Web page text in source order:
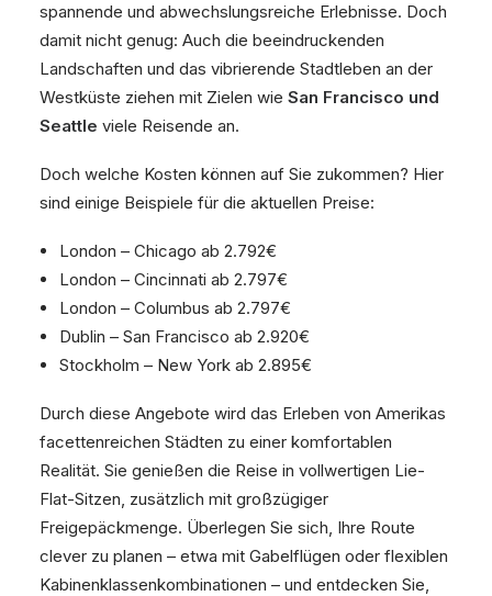
spannende und abwechslungsreiche Erlebnisse. Doch
damit nicht genug: Auch die beeindruckenden
Landschaften und das vibrierende Stadtleben an der
Westküste ziehen mit Zielen wie San Francisco und
Seattle viele Reisende an.
Doch welche Kosten können auf Sie zukommen? Hier
sind einige Beispiele für die aktuellen Preise:
London – Chicago ab 2.792€
London – Cincinnati ab 2.797€
London – Columbus ab 2.797€
Dublin – San Francisco ab 2.920€
Stockholm – New York ab 2.895€
Durch diese Angebote wird das Erleben von Amerikas
facettenreichen Städten zu einer komfortablen
Realität. Sie genießen die Reise in vollwertigen Lie-
Flat-Sitzen, zusätzlich mit großzügiger
Freigepäckmenge. Überlegen Sie sich, Ihre Route
clever zu planen – etwa mit Gabelflügen oder flexiblen
Kabinenklassenkombinationen – und entdecken Sie,